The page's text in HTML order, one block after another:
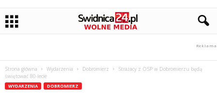
Strona główna Wydarzenia Dobromierz
Strażacy z OSP w Dobromierzu będą
świętować 80-lecie
WYDARZENIA DOBROMIERZ